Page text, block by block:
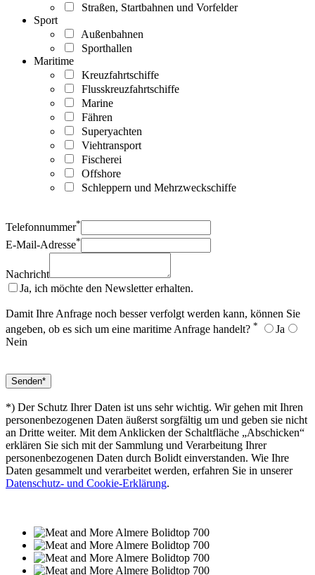
Straßen, Startbahnen und Vorfelder
Sport
Außenbahnen
Sporthallen
Maritime
Kreuzfahrtschiffe
Flusskreuzfahrtschiffe
Marine
Fähren
Superyachten
Viehtransport
Fischerei
Offshore
Schleppern und Mehrzweckschiffe
Telefonnummer*
E-Mail-Adresse*
Nachricht
Ja, ich möchte den Newsletter erhalten.
Damit Ihre Anfrage noch besser verfolgt werden kann, können Sie
angeben, ob es sich um eine maritime Anfrage handelt? *
Ja
Nein
*) Der Schutz Ihrer Daten ist uns sehr wichtig. Wir gehen mit Ihren
personenbezogenen Daten äußerst sorgfältig um und geben sie nicht
an Dritte weiter. Mit dem Anklicken der Schaltfläche „Abschicken“
erklären Sie sich mit der Sammlung und Verarbeitung Ihrer
personenbezogenen Daten durch Bolidt einverstanden. Wie Ihre
Daten gesammelt und verarbeitet werden, erfahren Sie in unserer
Datenschutz- und Cookie-Erklärung.